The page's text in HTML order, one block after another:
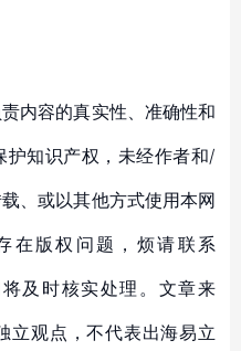
内容的真实性、准确性和
护知识产权，未经作者和/
、或以其他方式使用本网
在版权问题，烦请联系
及时核实处理。文章来
立观点，不代表出海易立